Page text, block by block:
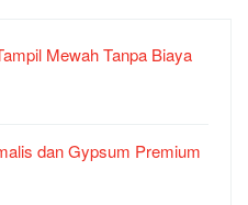
Mewah Tanpa Biaya
dan Gypsum Premium